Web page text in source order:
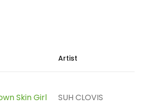
Artist
Skin Girl SUH CLOVIS